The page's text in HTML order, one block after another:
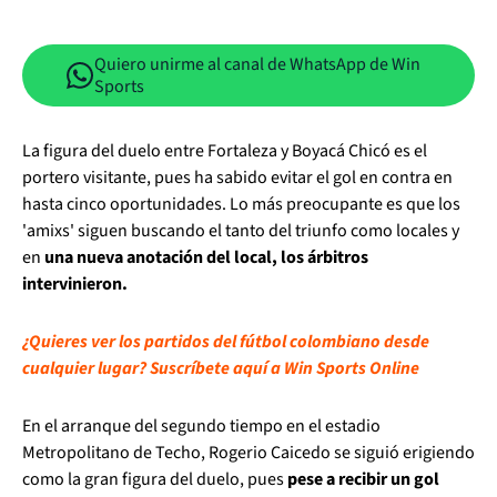
Quiero unirme al canal de WhatsApp de Win
Sports
La figura del duelo entre Fortaleza y Boyacá Chicó es el
portero visitante, pues ha sabido evitar el gol en contra en
hasta cinco oportunidades. Lo más preocupante es que los
'amixs' siguen buscando el tanto del triunfo como locales y
en una nueva anotación del local, los árbitros
intervinieron.
¿Quieres ver los partidos del fútbol colombiano desde
cualquier lugar? Suscríbete aquí a Win Sports Online
En el arranque del segundo tiempo en el estadio
Metropolitano de Techo, Rogerio Caicedo se siguió erigiendo
como la gran figura del duelo, puespese a recibir un gol